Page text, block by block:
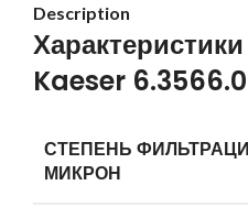
Description
Kaeser 6.3566.0
СТЕПЕНЬ
МИКРОН